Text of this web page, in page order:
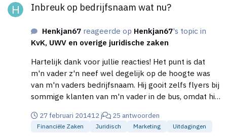
adviezen!
Inbreuk op bedrijfsnaam wat nu?
Henkjan67 reageerde op Henkjan67's topic in
KvK, UWV en overige juridische zaken
Hartelijk dank voor jullie reacties! Het punt is dat
m'n vader z'n neef wel degelijk op de hoogte was
van m'n vaders bedrijfsnaam. Hij gooit zelfs flyers bij
sommige klanten van m'n vader in de bus, omdat hij
Hemelsbreed woont ie ook nog geen anderhalve
kilometer van ons af en we horen ook van nieuwe
27 februari 201412 j 25 antwoorden
Financiële Zaken Juridisch Marketing Uitdagingen